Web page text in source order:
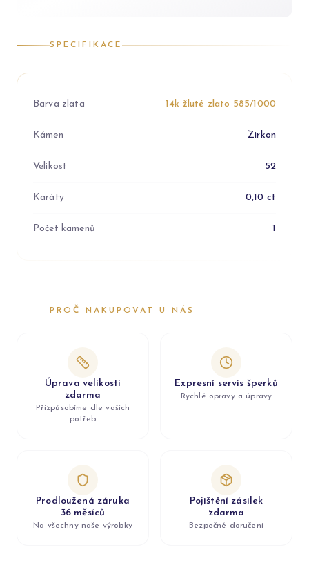
SPECIFIKACE
Barva zlata 14k žluté zlato 585/1000
Kámen Zirkon
Velikost 52
Karáty 0,10 ct
Počet kamenů 1
PROČ NAKUPOVAT U NÁS
Úprava velikosti
zdarma
Přizpůsobíme dle vašich
potřeb
Expresní servis šperků
Rychlé opravy a úpravy
Prodloužená záruka
36 měsíců
Na všechny naše výrobky
Pojištění zásilek
zdarma
Bezpečné doručení